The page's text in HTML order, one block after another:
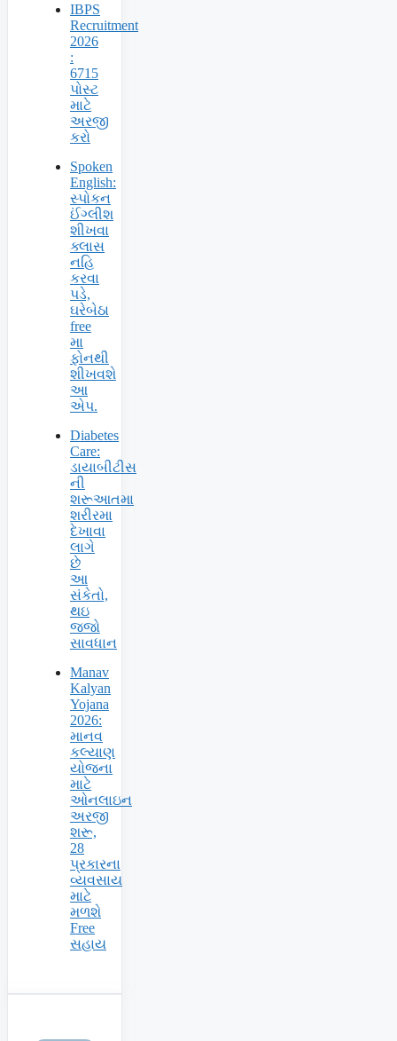
IBPS
Recruitment
2026
:
6715
પોસ્ટ
માટે
અરજી
કરો
Spoken
English:
સ્પોકન
ઈંગ્લીશ
શીખવા
ક્લાસ
નહિ
કરવા
પડે,
ઘરેબેઠા
free
મા
ફોનથી
શીખવશે
આ
એપ.
Diabetes
Care:
ડાયાબીટીસ
ની
શરૂઆતમા
શરીરમા
દેખાવા
લાગે
છે
આ
સંકેતો,
થઇ
જજો
સાવધાન
Manav
Kalyan
Yojana
2026:
માનવ
કલ્યાણ
યોજના
માટે
ઓનલાઇન
અરજી
શરૂ,
28
પ્રકારના
વ્યવસાય
માટે
મળશે
Free
સહાય